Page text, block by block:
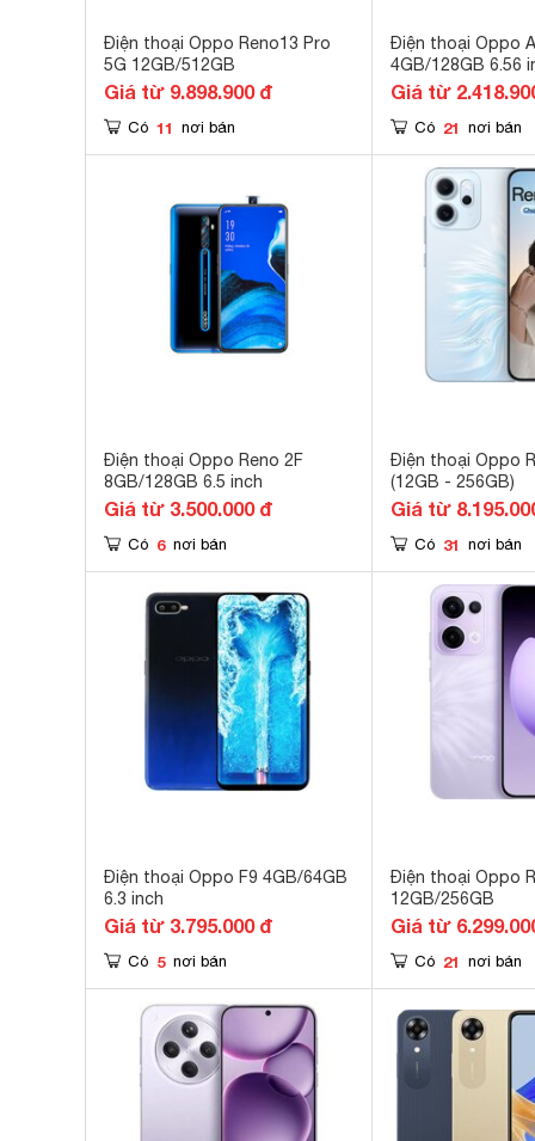
Điện thoại Oppo Reno13 Pro
5G 12GB/512GB
Giá từ 9.898.900 đ
Có 11 nơi bán
Điện thoại Oppo
4GB/128GB 6.56
Giá từ
Có 21 nơi bán
Điện thoại Oppo Reno 2F
8GB/128GB 6.5 inch
Giá từ 3.500.000 đ
Có 6 nơi bán
Điện thoại Oppo
(12GB - 256GB)
Giá từ
Có 31 nơi bán
Điện thoại Oppo F9 4GB/64GB
6.3 inch
Giá từ 3.795.000 đ
Có 5 nơi bán
Điện thoại Oppo
12GB/256GB
Giá từ
Có 21 nơi bán